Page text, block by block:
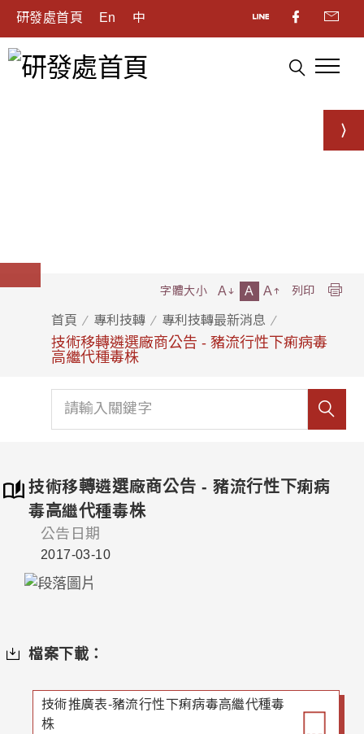
研發處首頁 En 中
首頁 專利技轉 專利技轉最新消息
技術移轉遴選廠商公告 - 豬流行性下痢病毒
高繼代種毒株
字體大小 A A A 列印
技術移轉遴選廠商公告 - 豬流行性下痢病
毒高繼代種毒株
公告日期
2017-03-10
檔案下載：
技術推廣表-豬流行性下痢病毒高繼代種毒
株